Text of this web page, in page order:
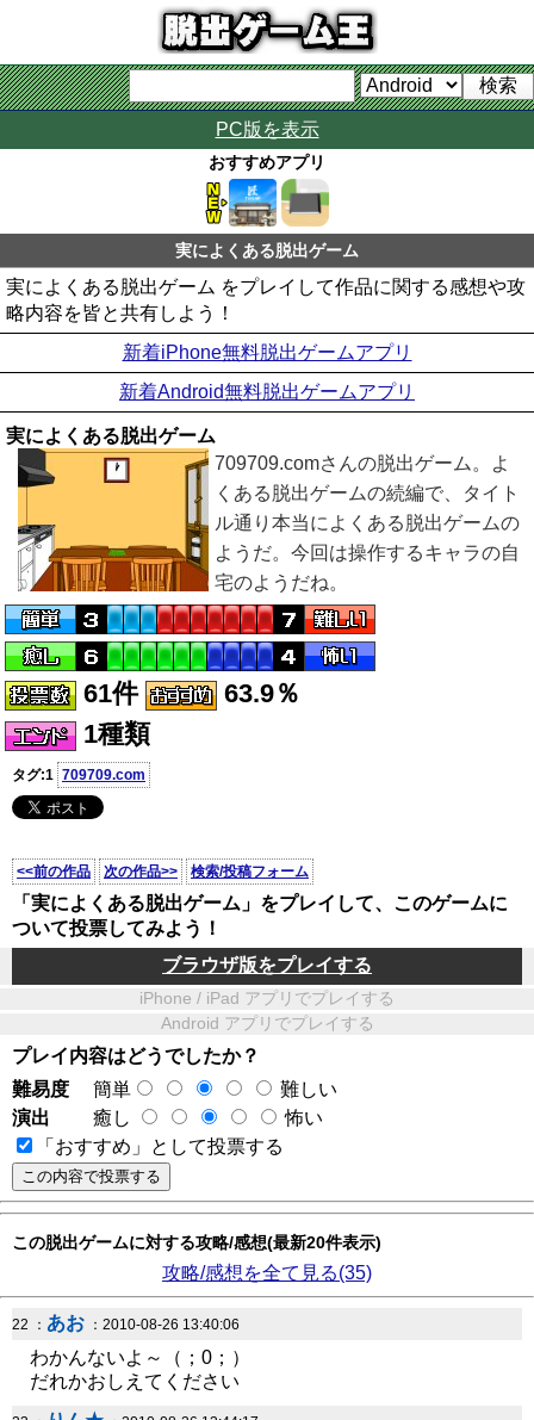
PC版を表示
おすすめアプリ
実によくある脱出ゲーム
実によくある脱出ゲーム をプレイして作品に関する感想や攻
略内容を皆と共有しよう！
新着iPhone無料脱出ゲームアプリ
新着Android無料脱出ゲームアプリ
実によくある脱出ゲーム
709709.comさんの脱出ゲーム。よ
くある脱出ゲームの続編で、タイト
ル通り本当によくある脱出ゲームの
ようだ。今回は操作するキャラの自
宅のようだね。
61件
63.9％
1種類
タグ:1 709709.com
<<前の作品 次の作品>> 検索/投稿フォーム
「実によくある脱出ゲーム」をプレイして、このゲームに
ついて投票してみよう！
ブラウザ版をプレイする
iPhone / iPad アプリでプレイする
Android アプリでプレイする
プレイ内容はどうでしたか？
難易度
簡単
難しい
演出
癒し
怖い
「おすすめ」として投票する
この脱出ゲームに対する攻略/感想(最新20件表示)
攻略/感想を全て見る(35)
22 ： あお ：2010-08-26 13:40:06
わかんないよ～（；0；）
だれかおしえてください